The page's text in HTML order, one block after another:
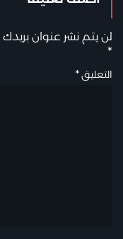
لن يتم نشر عنوان بريدك
*
التعليق*